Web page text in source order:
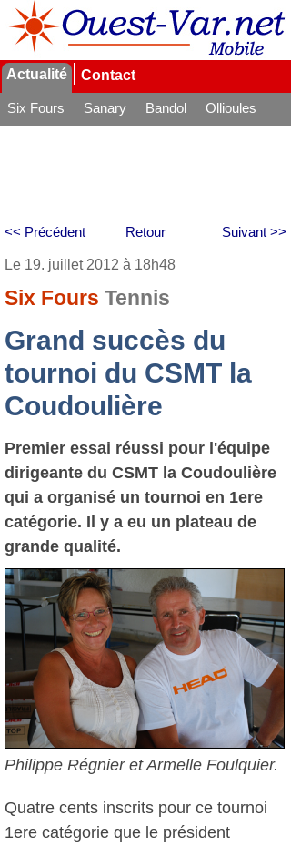
Actualité Contact
Six Fours Sanary Bandol
Ollioules
Retour
<< Précédent Suivant >>
Le 19. juillet 2012 à 18h48
Six Fours Tennis
Grand succès du
tournoi du CSMT la
Coudoulière
Premier essai réussi pour l'équipe
dirigeante du CSMT la Coudoulière
qui a organisé un tournoi en 1ere
catégorie. Il y a eu un plateau de
grande qualité.
Philippe Régnier et Armelle Foulquier.
Quatre cents inscrits pour ce tournoi
1ere catégorie que le président